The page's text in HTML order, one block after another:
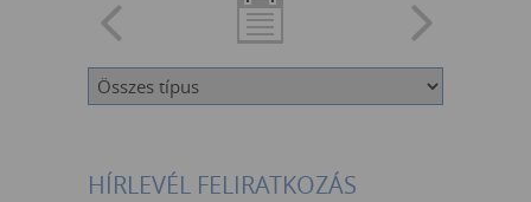
HÍRLEVÉL FELIRATKOZÁS